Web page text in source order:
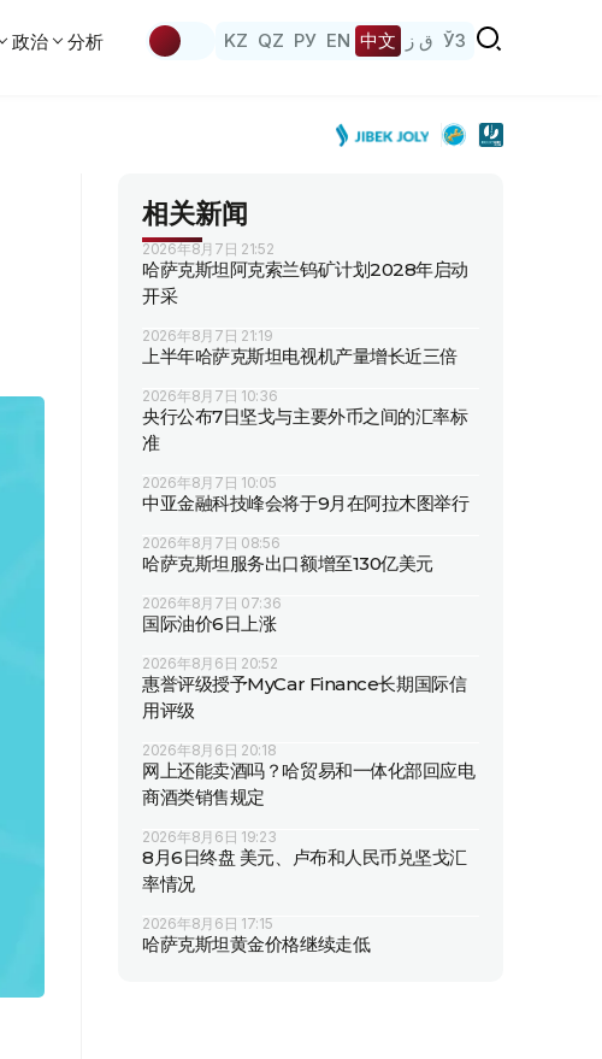
政治 分析 KZ QZ РУ EN 中文 ق ز ЎЗ
相关新闻
2026年8月7日 21:52
哈萨克斯坦阿克索兰钨矿计划2028年启动
开采
2026年8月7日 21:19
上半年哈萨克斯坦电视机产量增长近三倍
2026年8月7日 10:36
央行公布7日坚戈与主要外币之间的汇率标
准
2026年8月7日 10:05
中亚金融科技峰会将于9月在阿拉木图举行
2026年8月7日 08:56
哈萨克斯坦服务出口额增至130亿美元
2026年8月7日 07:36
国际油价6日上涨
2026年8月6日 20:52
惠誉评级授予MyCar Finance长期国际信
用评级
2026年8月6日 20:18
网上还能卖酒吗？哈贸易和一体化部回应电
商酒类销售规定
2026年8月6日 19:23
8月6日终盘 美元、卢布和人民币兑坚戈汇
率情况
2026年8月6日 17:15
哈萨克斯坦黄金价格继续走低